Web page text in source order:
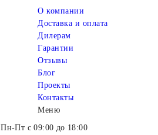
О компании
Доставка и оплата
Дилерам
Гарантии
Отзывы
Блог
Проекты
Контакты
Меню
Пн-Пт с 09:00 до 18:00